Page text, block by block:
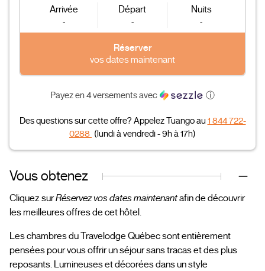
Arrivée
-
Départ
-
Nuits
-
Réserver
vos dates maintenant
Payez en 4 versements avec ⓘ
Des questions sur cette offre? Appelez Tuango au1 844 722-
0288 (lundi à vendredi - 9h à 17h)
Vous obtenez
Cliquez surRéservez vos dates maintenantafin de découvrir
les meilleures offres de cet hôtel.
Les chambres du Travelodge Québec sont entièrement
pensées pour vous offrir un séjour sans tracas et des plus
reposants. Lumineuses et décorées dans un style